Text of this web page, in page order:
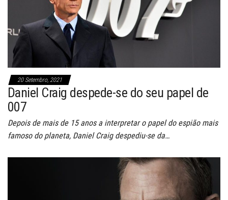
20 Setembro, 2021
Daniel Craig despede-se do seu papel de
007
Depois de mais de 15 anos a interpretar o papel do espião mais
famoso do planeta, Daniel Craig despediu-se da…